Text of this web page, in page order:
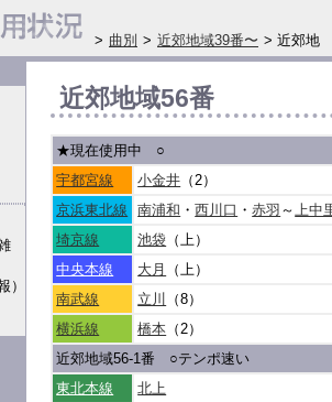
）
近郊地域56番
★現在使用中 ○
宇都宮線
小金井 （2）
京浜東北線
南浦和 ・西川口 ・赤羽 ～上中
埼京線
池袋 （上）
中央本線
大月
（上）
南武線
立川
（8）
横浜線
橋本 （2）
近郊地域56-1番 ○テンポ速い
東北本線
北上
> 曲別 > 近郊地域39番〜 > 近郊地